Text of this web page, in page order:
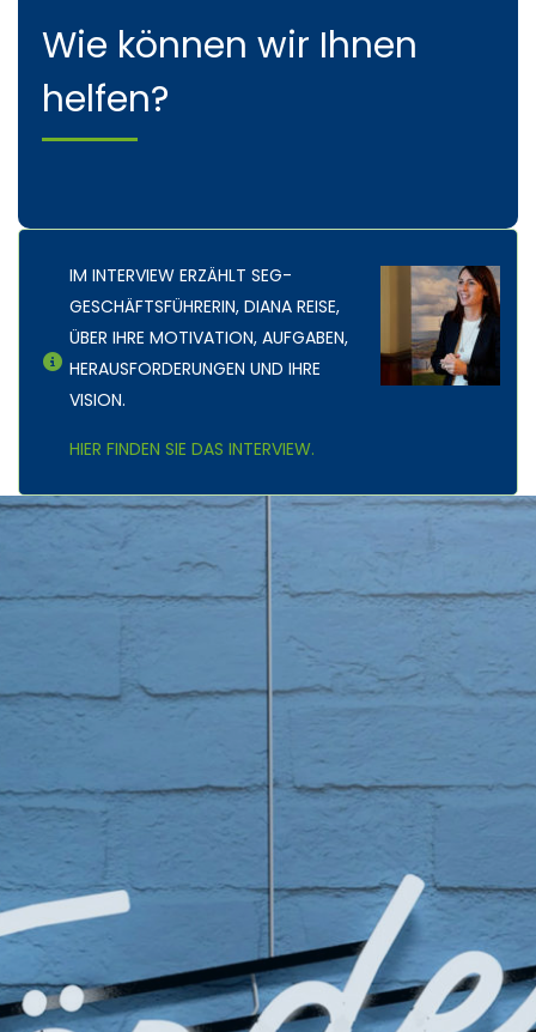
Wie können wir Ihnen
helfen?
Mitarbeiter der Standortentwicklungsgesellschaft
Mansfeld-Südharz mbH ein offenes Ohr und
Hier finden Sie den richtigen Ansprechpartner
.
IM INTERVIEW ERZÄHLT SEG-
GESCHÄFTSFÜHRERIN, DIANA REISE,
ÜBER IHRE MOTIVATION, AUFGABEN,
HERAUSFORDERUNGEN UND IHRE
VISION.
HIER FINDEN SIE DAS INTERVIEW.